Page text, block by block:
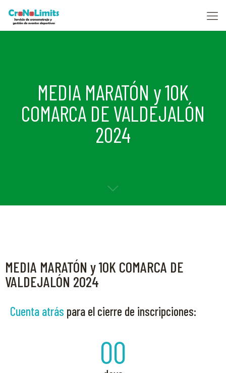
MEDIA MARATÓN y 10K
COMARCA DE VALDEJALÓN
2024
MEDIA MARATÓN y 10K COMARCA DE
VALDEJALÓN 2024
Cuenta atrás para el cierre de inscripciones:
00